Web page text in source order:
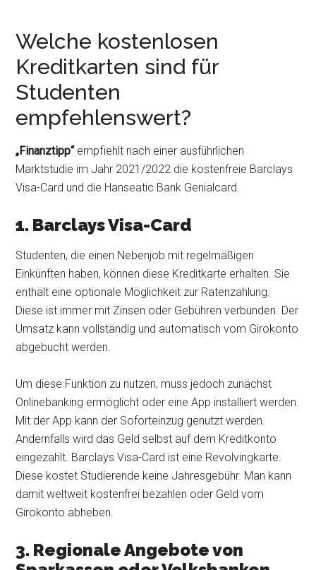
Welche kostenlosen
Kreditkarten sind für
Studenten
empfehlenswert?
„Finanztipp“ empfiehlt nach einer ausführlichen
Marktstudie im Jahr 2021/2022 die kostenfreie Barclays
Visa-Card und die Hanseatic Bank Genialcard.
1. Barclays Visa-Card
Studenten, die einen Nebenjob mit regelmäßigen
Einkünften haben, können diese Kreditkarte erhalten. Sie
enthält eine optionale Möglichkeit zur Ratenzahlung.
Diese ist immer mit Zinsen oder Gebühren verbunden. Der
Umsatz kann vollständig und automatisch vom Girokonto
abgebucht werden.
Um diese Funktion zu nutzen, muss jedoch zunächst
Onlinebanking ermöglicht oder eine App installiert werden.
Mit der App kann der Soforteinzug genutzt werden.
Andernfalls wird das Geld selbst auf dem Kreditkonto
eingezahlt. Barclays Visa-Card ist eine Revolvingkarte.
Diese kostet Studierende keine Jahresgebühr. Man kann
damit weltweit kostenfrei bezahlen oder Geld vom
Girokonto abheben.
3. Regionale Angebote von